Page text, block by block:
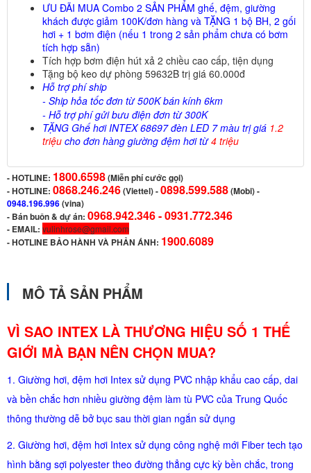
ƯU ĐÃI MUA Combo 2 SẢN PHẨM ghế, đệm, giường
khách được giảm 100K/đơn hàng và TẶNG 1 bộ BH, 2 gối
hơi + 1 bơm điện (nếu 1 trong 2 sản phẩm chưa có bơm
tích hợp sẵn)
Tích hợp bơm điện hút xả 2 chiều cao cấp, tiện dụng
Tặng bộ keo dự phòng 59632B trị giá 60.000đ
Hỗ trợ phí ship
- Ship hỏa tốc đơn từ 500K bán kính 6km
- Hỗ trợ phí gửi bưu điện đơn từ 300K
TẶNG Ghế hơi INTEX 68697 đèn LED 7 màu trị giá 1.2
triệu cho đơn hàng giường đệm hơi từ4 triệu
-HOTLINE: 1800.6598(Miễn phí cước gọi)
- HOTLINE: 0868.246.246(Viettel)-0898.599.588(Mobi) -
0948.196.996(vina)
- Bán buôn & dự án: 0968.942.346 -0931.772.346
- EMAIL: vulinhrose@gmail.com
-HOTLINE BẢO HÀNH VÀ PHẢN ÁNH: 1900.6089
MÔ TẢ SẢN PHẨM
VÌ SAO INTEX LÀ THƯƠNG HIỆU SỐ 1 THẾ
GIỚI MÀ BẠN NÊN CHỌN MUA?
1. Giường hơi, đệm hơi Intex sử dụng PVC nhập khẩu cao cấp, dai
và bền chắc hơn nhiều giường đệm làm tù PVC của Trung Quốc
thông thường dễ bở bục sau thời gian ngắn sử dụng
2. Giường hơi, đệm hơi Intex sử dụng công nghệ mới Fiber tech tạo
hình bằng sợi polyester theo đường thẳng cực kỳ bền chắc, trong